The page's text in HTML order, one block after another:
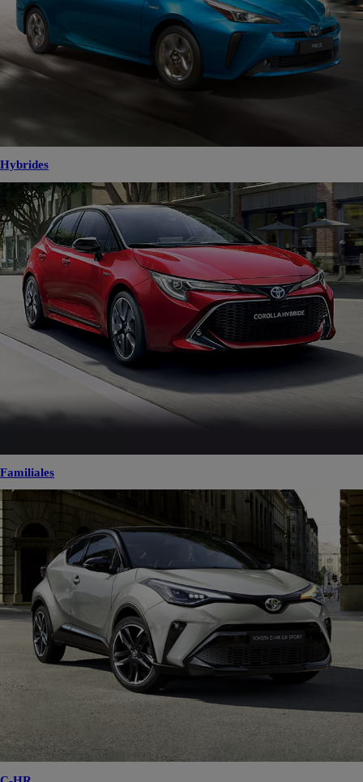
Hybrides
Familiales